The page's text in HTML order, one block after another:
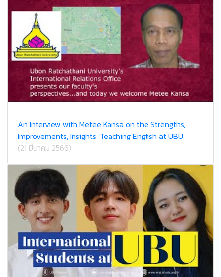
An Interview with Metee Kansa on the Strengths,
Improvements, Insights: Teaching English at UBU
(21 มีนาคม 2566)